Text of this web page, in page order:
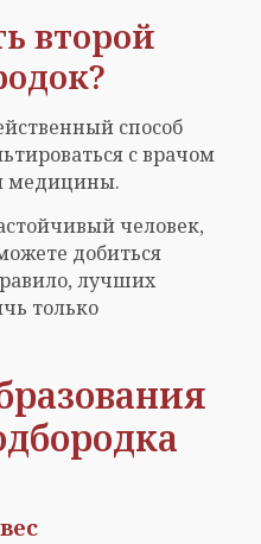
второй
способ
с врачом
медицины.
человек,
добиться
лучших
только